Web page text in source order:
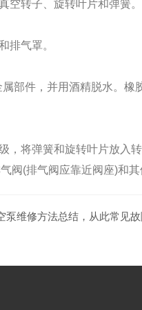
空转子、旋转叶片和弹簧。
排气罩。
部件，并用酒精脱水。橡
，将弹簧和旋转叶片放入
阀(排气阀应靠近阀座)和
泵维修方法总结，从此常见